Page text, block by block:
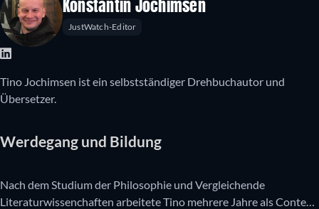
Konstantin Jochimsen
JustWatch-Editor
Tino Jochimsen ist ein selbstständiger Drehbuchautor und
Übersetzer.
Werdegang und Bildung
Nach dem Studium der Philosophie und Vergleichende
Literaturwissenchaften arbeitete Tino mehrere Jahre als Content